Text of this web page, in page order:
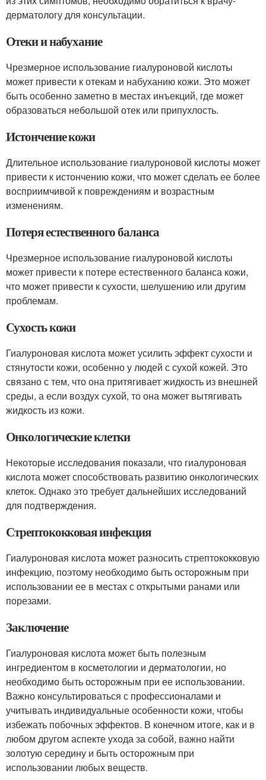
дерматологу для консультации.
Отеки и набухание
Чрезмерное использование гиалуроновой кислоты
может привести к отекам и набуханию кожи. Это может
быть особенно заметно в местах инъекций, где может
образоваться небольшой отек или припухлость.
Истончение кожи
Длительное использование гиалуроновой кислоты может
привести к истончению кожи, что может сделать ее более
восприимчивой к повреждениям и возрастным
изменениям.
Потеря естественного баланса
Чрезмерное использование гиалуроновой кислоты
может привести к потере естественного баланса кожи,
что может привести к сухости, шелушению или другим
проблемам.
Сухость кожи
Гиалуроновая кислота может усилить эффект сухости и
стянутости кожи, особенно у людей с сухой кожей. Это
связано с тем, что она притягивает жидкость из внешней
среды, а если воздух сухой, то она может вытягивать
жидкость из кожи.
Онкологические клетки
Некоторые исследования показали, что гиалуроновая
кислота может способствовать развитию онкологических
клеток. Однако это требует дальнейших исследований
для подтверждения.
Стрептококковая инфекция
Гиалуроновая кислота может разносить стрептококковую
инфекцию, поэтому необходимо быть осторожным при
использовании ее в местах с открытыми ранами или
порезами.
Заключение
Гиалуроновая кислота может быть полезным
ингредиентом в косметологии и дерматологии, но
необходимо быть осторожным при ее использовании.
Важно консультироваться с профессионалами и
учитывать индивидуальные особенности кожи, чтобы
избежать побочных эффектов. В конечном итоге, как и в
любом другом аспекте ухода за собой, важно найти
золотую середину и быть осторожным при
использовании любых веществ.